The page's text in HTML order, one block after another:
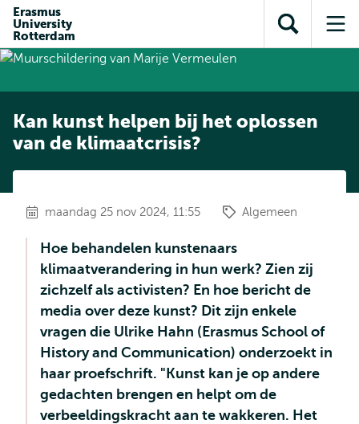
inhoud
gaan
gaan
Direct naar
subnavigatie
Erasmus
University
Rotterdam
Toon
zoekveld
Kan kunst helpen bij het oplossen
van de klimaatcrisis?
maandag 25 nov 2024, 11:55 Algemeen
Hoe behandelen kunstenaars
klimaatverandering in hun werk? Zien zij
zichzelf als activisten? En hoe bericht de
media over deze kunst? Dit zijn enkele
vragen die Ulrike Hahn (Erasmus School of
History and Communication) onderzoekt in
haar proefschrift. "Kunst kan je op andere
gedachten brengen en helpt om de
verbeeldingskracht aan te wakkeren. Het